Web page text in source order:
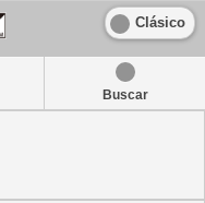
Clásico
Buscar